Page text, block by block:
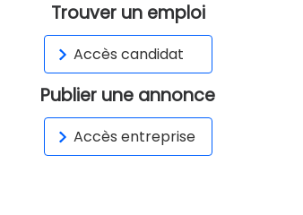
Trouver un emploi
Accès candidat
Publier une annonce
Accès entreprise